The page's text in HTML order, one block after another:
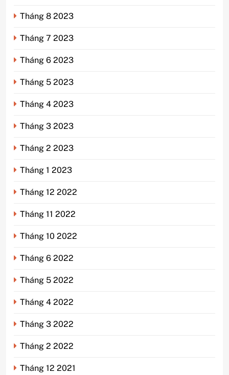
Tháng 8 2023
Tháng 7 2023
Tháng 6 2023
Tháng 5 2023
Tháng 4 2023
Tháng 3 2023
Tháng 2 2023
Tháng 1 2023
Tháng 12 2022
Tháng 11 2022
Tháng 10 2022
Tháng 6 2022
Tháng 5 2022
Tháng 4 2022
Tháng 3 2022
Tháng 2 2022
Tháng 12 2021